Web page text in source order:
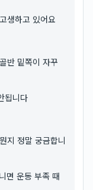
생하고 있어요
반 밑쪽이 자꾸
됩니다
지 정말 궁금합니
면 운동 부족 때